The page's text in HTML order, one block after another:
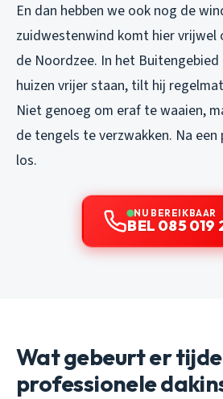
En dan hebben we ook nog de
zuidwestenwind komt hier vrijwel
de Noordzee. In het
huizen vrijer staan, tilt hij
Niet genoeg om eraf te waaien,
de tengels te verzwakken. Na
los.
NU BEREIKBAAR
BEL 085 019
Wat gebeurt er
professionele